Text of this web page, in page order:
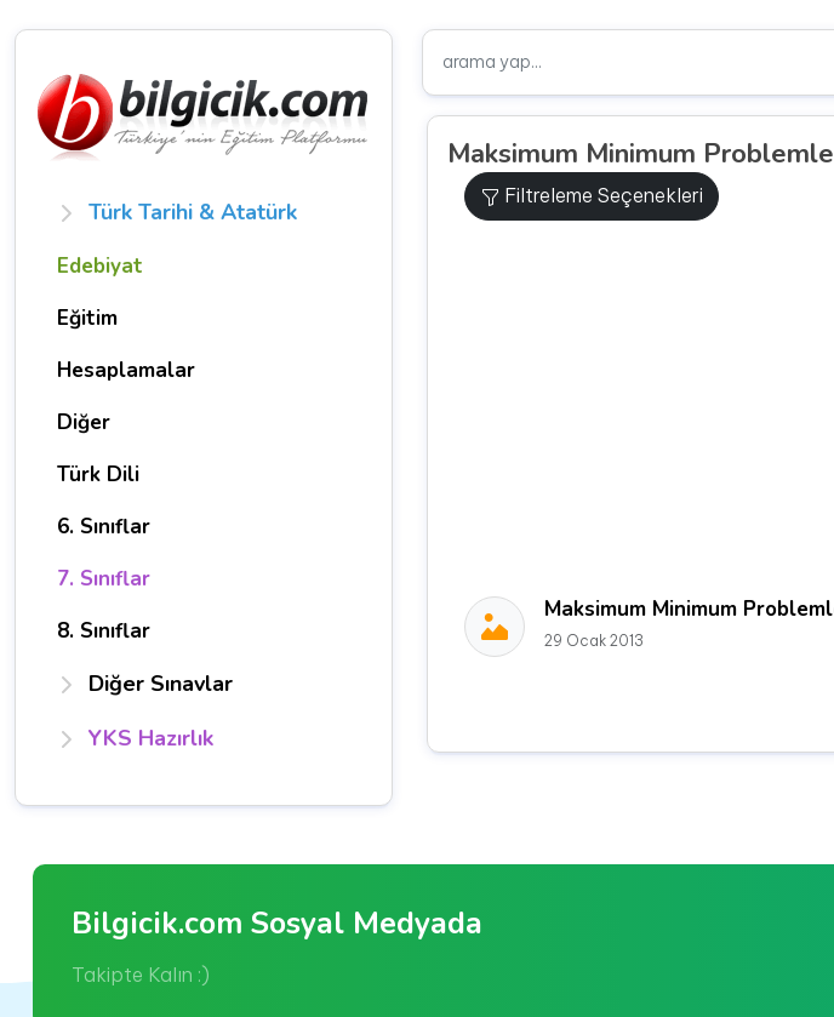
Türk Tarihi & Atatürk
Edebiyat
Eğitim
Hesaplamalar
Diğer
Türk Dili
6. Sınıflar
7. Sınıflar
8. Sınıflar
Diğer Sınavlar
YKS Hazırlık
Maksimum Minimum
Filtreleme Seçenekleri
Maksimum Minimum
29 Ocak 2013
Bilgicik.com Sosyal Medyada
Takipte Kalın :)